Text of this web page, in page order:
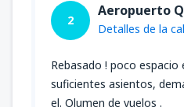
2
Aeropuerto
Detalles de la
Rebasado ! poco espacio
suficientes asientos,
el. Olumen de vuelos .